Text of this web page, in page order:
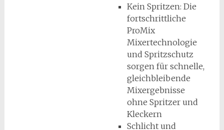
Kein Spritzen: Die
fortschrittliche
ProMix
Mixertechnologie
und Spritzschutz
sorgen für schnelle,
gleichbleibende
Mixergebnisse
ohne Spritzer und
Kleckern
Schlicht und